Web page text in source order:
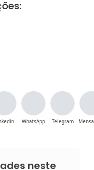
WhatsApp Telegram
neste